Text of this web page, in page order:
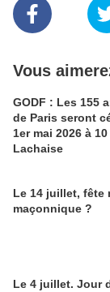
Vous
GODF : Les 155
de Paris seront
1er mai 2026 à
Lachaise
Le 14 juillet, fête
maçonnique ?
Le 4 juillet. Jour